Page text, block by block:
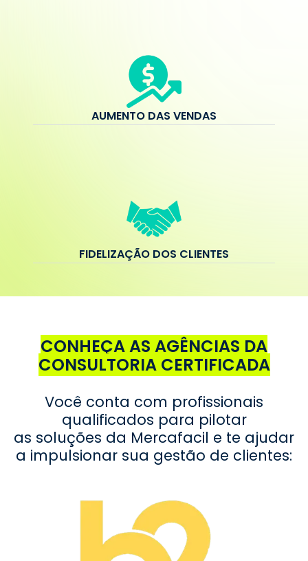
AUMENTO DAS VENDAS
FIDELIZAÇÃO DOS CLIENTES
CONHEÇA AS AGÊNCIAS DA
CONSULTORIA CERTIFICADA
Você conta com profissionais
qualificados para pilotar
as soluções da Mercafacil e te ajudar
a impulsionar sua gestão de clientes: